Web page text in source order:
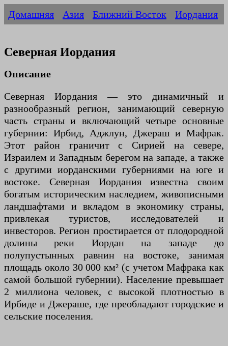
Домашняя Азия Ближний Восток Иордания
Северная Иордания
Описание
Северная Иордания — это динамичный и
разнообразный регион, занимающий северную
часть страны и включающий четыре основные
губернии: Ирбид, Аджлун, Джераш и Мафрак.
Этот район граничит с Сирией на севере,
Израилем и Западным берегом на западе, а также
с другими иорданскими губерниями на юге и
востоке. Северная Иордания известна своим
богатым историческим наследием, живописными
ландшафтами и вкладом в экономику страны,
привлекая туристов, исследователей и
инвесторов. Регион простирается от плодородной
долины реки Иордан на западе до
полупустынных равнин на востоке, занимая
площадь около 30 000 км² (с учетом Мафрака как
самой большой губернии). Население превышает
2 миллиона человек, с высокой плотностью в
Ирбиде и Джераше, где преобладают городские и
сельские поселения.